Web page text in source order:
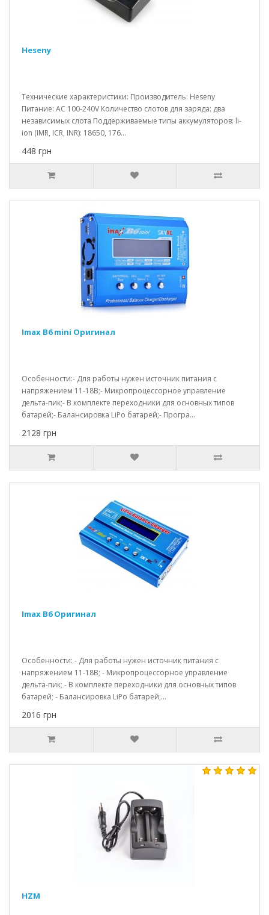
Heseny
Технические характеристики: Производитель: Heseny
Питание: AC 100-240V Количество слотов для заряда: два
независимых слота Поддерживаемые типы аккумуляторов: li-
ion (IMR, ICR, INR): 18650, 176...
448 грн
Imax B6 mini Оригинал
Особенности:- Для работы нужен источник питания с
напряжением 11-18В;- Микропроцессорное управление
дельта-пик;- В комплекте переходники для основных типов
батарей;- Балансировка LiPo батарей;- Програ...
2128 грн
Imax B6 Оригинал
Особенности: - Для работы нужен источник питания с
напряжением 11-18В; - Микропроцессорное управление
дельта-пик; - В комплекте переходники для основных типов
батарей; - Балансировка LiPo батарей;...
2016 грн
HZM